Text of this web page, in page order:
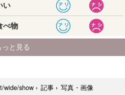
wide/show › 記事 › 写真・画像